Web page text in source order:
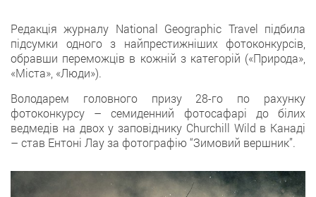
Редакція журналу National Geographic Travel підбила
підсумки одного з найпрестижніших фотоконкурсів,
обравши переможців в кожній з категорій («Природа»,
«Міста», «Люди»).
Володарем головного призу 28-го по рахунку
фотоконкурсу – семиденний фотосафарі до білих
ведмедів на двох у заповіднику Churchill Wild в Канаді
– став Ентоні Лау за фотографію “Зимовий вершник”.